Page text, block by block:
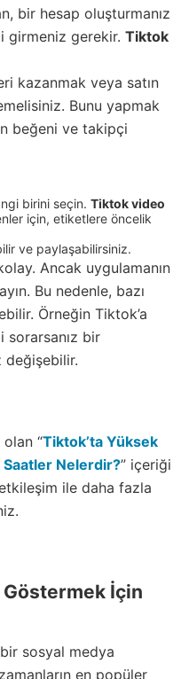
bir hesap oluşturmanız
girmeniz gerekir. Tiktok
kazanmak veya satın
Bunu yapmak
beğeni ve takipçi
birini seçin. Tiktok video
için, etiketlere öncelik
ve paylaşabilirsiniz.
Ancak uygulamanın
Bu nedenle, bazı
Örneğin Tiktok’a
bir
değişebilir.
“Tiktok’ta Yüksek
Saatler Nelerdir?” içeriği
ile daha fazla
İçin
sosyal medya
en popüler